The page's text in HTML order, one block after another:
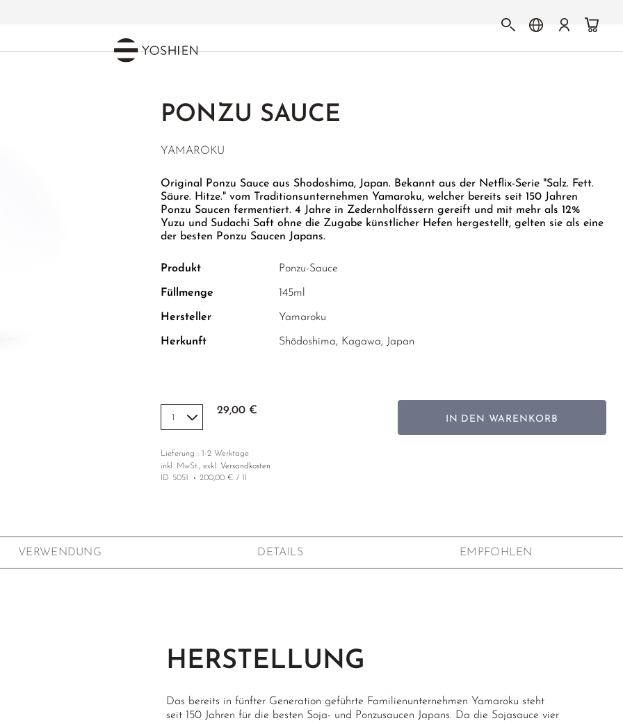
PONZU SAUCE
YAMAROKU
Original Ponzu Sauce aus Shodoshima, Japan. Bekannt aus der Netflix-Serie "Salz. Fett.
Säure. Hitze." vom Traditionsunternehmen Yamaroku, welcher bereits seit 150 Jahren
Ponzu Saucen fermentiert. 4 Jahre in Zedernholfässern gereift und mit mehr als 12%
Yuzu und Sudachi Saft ohne die Zugabe künstlicher Hefen hergestellt, gelten sie als eine
der besten Ponzu Saucen Japans.
Produkt Ponzu-Sauce
Füllmenge 145ml
Hersteller Yamaroku
Herkunft Shōdoshima, Kagawa, Japan
29,00 €
IN DEN WARENKORB
Lieferung : 1-2 Werktage
inkl. MwSt., exkl. Versandkosten
ID 5051 200,00 € / 1l
VERWENDUNG DETAILS EMPFOHLEN
HERSTELLUNG
Das bereits in fünfter Generation geführte Familienunternehmen Yamaroku steht
seit 150 Jahren für die besten Soja- und Ponzusaucen Japans. Da die Sojasauce vier